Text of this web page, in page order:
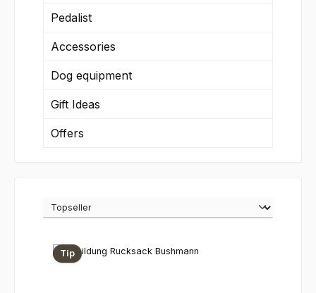
Pedalist
Accessories
Dog equipment
Gift Ideas
Offers
Tip